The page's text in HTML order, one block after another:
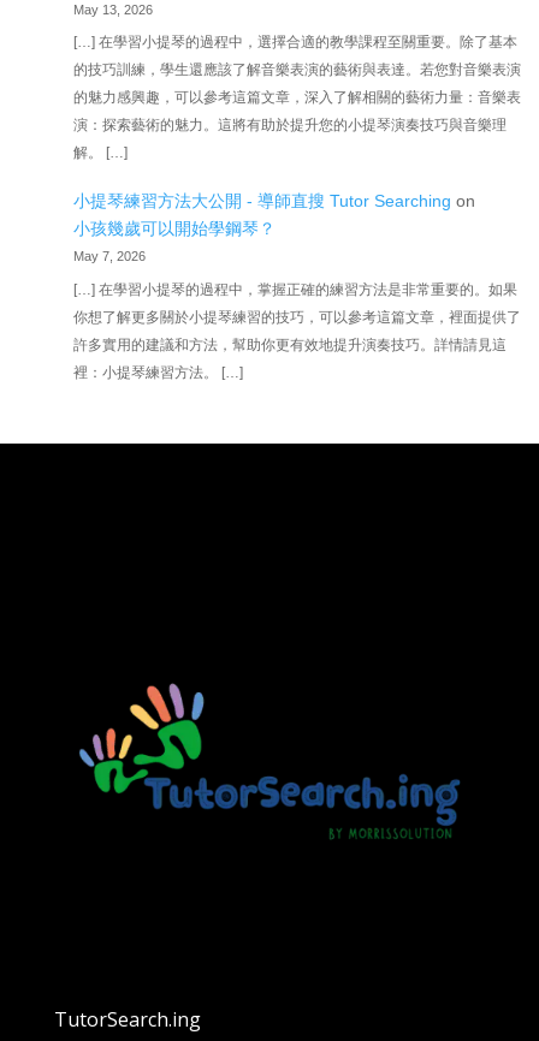
May 13, 2026
[…] 在學習小提琴的過程中，選擇合適的教學課程至關重要。除了基本
的技巧訓練，學生還應該了解音樂表演的藝術與表達。若您對音樂表演
的魅力感興趣，可以參考這篇文章，深入了解相關的藝術力量：音樂表
演：探索藝術的魅力。這將有助於提升您的小提琴演奏技巧與音樂理
解。 […]
小提琴練習方法大公開 - 導師直搜 Tutor Searching on
小孩幾歲可以開始學鋼琴？
May 7, 2026
[…] 在學習小提琴的過程中，掌握正確的練習方法是非常重要的。如果
你想了解更多關於小提琴練習的技巧，可以參考這篇文章，裡面提供了
許多實用的建議和方法，幫助你更有效地提升演奏技巧。詳情請見這
裡：小提琴練習方法。 […]
TutorSearch.ing